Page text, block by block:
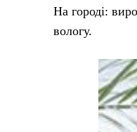
На городі:
вологу.